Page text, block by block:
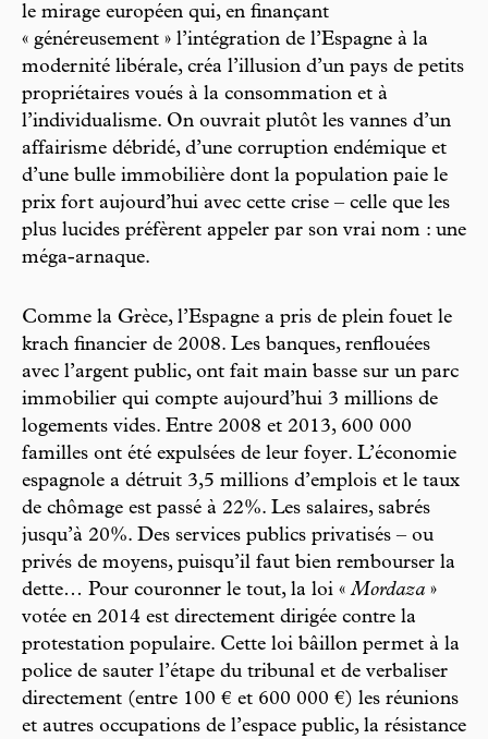
le mirage européen qui, en finançant
« généreusement » l’intégration de l’Espagne à la
modernité libérale, créa l’illusion d’un pays de petits
propriétaires voués à la consommation et à
l’individualisme. On ouvrait plutôt les vannes d’un
affairisme débridé, d’une corruption endémique et
d’une bulle immobilière dont la population paie le
prix fort aujourd’hui avec cette crise – celle que les
plus lucides préfèrent appeler par son vrai nom : une
méga-arnaque.
Comme la Grèce, l’Espagne a pris de plein fouet le
krach financier de 2008. Les banques, renflouées
avec l’argent public, ont fait main basse sur un parc
immobilier qui compte aujourd’hui 3 millions de
logements vides. Entre 2008 et 2013, 600 000
familles ont été expulsées de leur foyer. L’économie
espagnole a détruit 3,5 millions d’emplois et le taux
de chômage est passé à 22%. Les salaires, sabrés
jusqu’à 20%. Des services publics privatisés – ou
privés de moyens, puisqu’il faut bien rembourser la
dette… Pour couronner le tout, la loi «Mordaza »
votée en 2014 est directement dirigée contre la
protestation populaire. Cette loi bâillon permet à la
police de sauter l’étape du tribunal et de verbaliser
directement (entre 100 € et 600 000 €) les réunions
et autres occupations de l’espace public, la résistance